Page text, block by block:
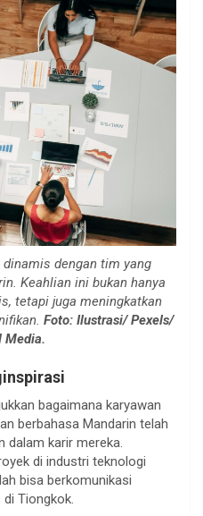
dengan tim yang
Keahlian ini bukan hanya
tetapi juga meningkatkan
Foto: Ilustrasi/ Pexels/
Media.
bagaimana karyawan
berbahasa Mandarin telah
dalam karir mereka.
di industri teknologi
bisa berkomunikasi
Tiongkok.